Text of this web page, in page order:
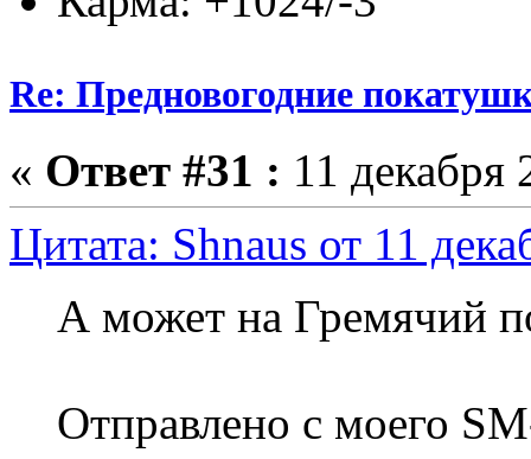
Re: Предновогодние
« Ответ #31 : 11 декабря
Цитата: Shnaus от 11
А может на Гремячий
Отправлено с моего